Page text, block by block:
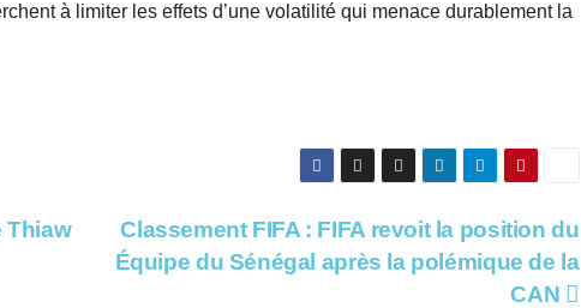
à limiter les effets d’une volatilité qui menace durablement la
Classement FIFA : FIFA revoit la position du
Équipe du Sénégal après la polémique de la
CAN
Thiaw